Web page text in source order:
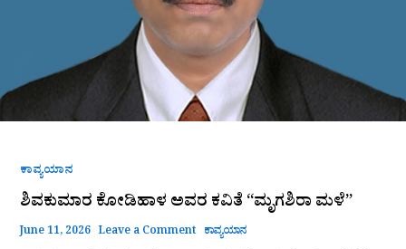
ಕಾವ್ಯಯಾನ
ಶಿವಕುಮಾರ ಕೋಡಿಹಾಳ ಅವರ ಕವಿತೆ “ಮೃಗಶಿರಾ ಮಳೆ”
June 11, 2026 Leave a Comment ಕಾವ್ಯಯಾನ